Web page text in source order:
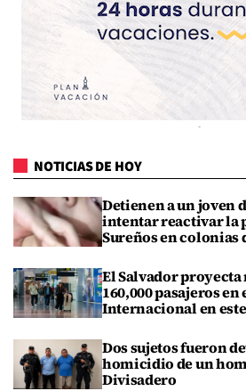
NOTICIAS DE HOY
Detienen a un joven
intentar reactivar la
Sureños en colonias
El Salvador
160,000 pasajeros
Internacional en
Dos sujetos fueron
homicidio de un
Divisadero